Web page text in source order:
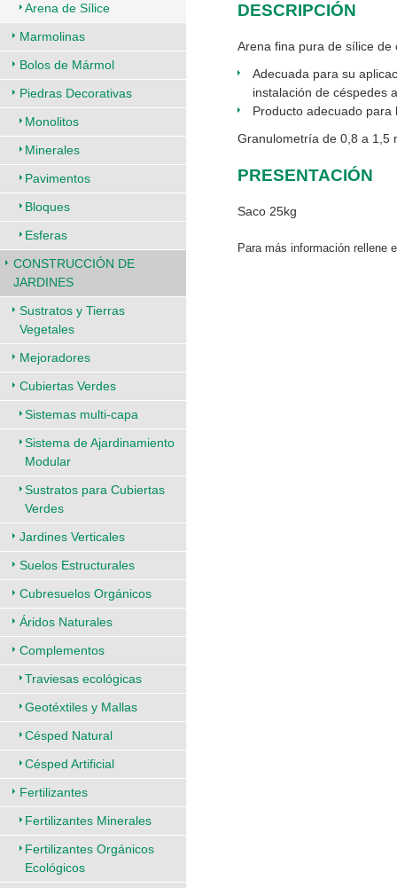
DESCRIPCIÓN
Arena fina pura de sílice de
Adecuada para su
instalación de céspedes
Producto adecuado
Granulometría de 0,8 a 1,5
PRESENTACIÓN
Saco 25kg
Para más información rellene
Arena de Sílice
Marmolinas
Bolos de Mármol
Piedras Decorativas
Monolitos
Minerales
Pavimentos
Bloques
Esferas
CONSTRUCCIÓN DE
JARDINES
Sustratos y Tierras
Vegetales
Mejoradores
Cubiertas Verdes
Sistemas multi-capa
Sistema de Ajardinamiento
Modular
Sustratos para Cubiertas
Verdes
Jardines Verticales
Suelos Estructurales
Cubresuelos Orgánicos
Áridos Naturales
Complementos
Traviesas ecológicas
Geotéxtiles y Mallas
Césped Natural
Césped Artificial
Fertilizantes
Fertilizantes Minerales
Fertilizantes Orgánicos
Ecológicos